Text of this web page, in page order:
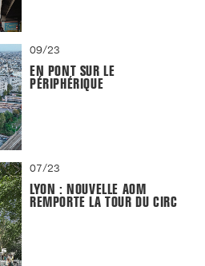
09/23
EN PONT SUR LE
PÉRIPHÉRIQUE
07/23
LYON : NOUVELLE AOM
REMPORTE LA TOUR DU CIRC